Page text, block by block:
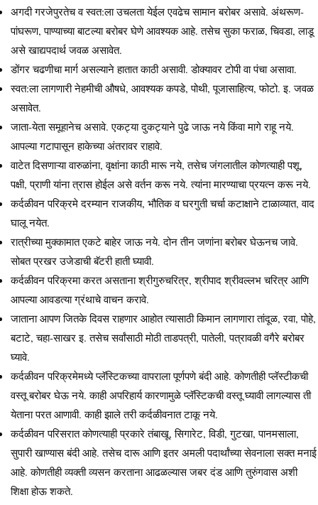
अगदी गरजेपुरतेच व स्वत:ला उचलता येईल एवढेच सामान बरोबर असावे. अंथरूण-
पांघरूण, पाण्याच्या बाटल्या बरोबर घेणे आवश्यक आहे. तसेच सुका फराळ, चिवडा, लाडू
असे खाद्यपदार्थ जवळ असावेत.
डोंगर चढणीचा मार्ग असल्याने हातात काठी असावी. डोक्यावर टोपी वा पंचा असावा.
स्वत:ला लागणारी नेहमीची औषधे, आवश्यक कपडे, पोथी, पूजासाहित्य, फोटो. इ. जवळ
असावेत.
जाता-येता समूहानेच असावे. एकट्या दुकट्याने पुढे जाऊ नये किंवा मागे राहू नये.
आपल्या गटापासून हाकेच्या अंतरावर राहावे.
वाटेत दिसणाऱ्या वारुळांना, वृक्षांना काठी मारू नये, तसेच जंगलातील कोणत्याही पशू,
पक्षी, प्राणी यांना त्रास होईल असे वर्तन करू नये. त्यांना मारण्याचा प्रयत्न करू नये.
कर्दळीवन परिक्रमे दरम्यान राजकीय, भौतिक व घरगुती चर्चा कटाक्षाने टाळाव्यात, वाद
घालू नयेत.
रात्रीच्या मुक्कामात एकटे बाहेर जाऊ नये. दोन तीन जणांना बरोबर घेऊनच जावे.
सोबत प्रखर उजेडाची बॅटरी हाती घ्यावी.
कर्दळीवन परिक्रमा करत असताना श्रीगुरुचरित्र, श्रीपाद श्रीवल्लभ चरित्र आणि
आपल्या आवडत्या ग्रंथाचे वाचन करावे.
जाताना आपण जितके दिवस राहणार आहोत त्यासाठी किमान लागणारा तांदूळ, रवा, पोहे,
बटाटे, चहा-साखर इ. तसेच सर्वांसाठी मोठी ताडपत्री, पातेली, पत्रावळी वगैरे बरोबर
घ्यावे.
कर्दळीवन परिक्रमेमध्ये प्लॅस्टिकच्या वापराला पूर्णपणे बंदी आहे. कोणतीही प्लॅस्टीकची
वस्तू बरोबर घेऊ नये. काही अपरिहार्य कारणामुळे प्लॅस्टिकची वस्तू घ्यावी लागल्यास ती
येताना परत आणावी. काही झाले तरी कर्दळीवनात टाकू नये.
कर्दळीवन परिसरात कोणत्याही प्रकारे तंबाखू, सिगारेट, विडी, गुटखा, पानमसाला,
सुपारी खाण्यास बंदी आहे. तसेच दारू आणि इतर अमली पदार्थांच्या सेवनाला सक्त मनाई
आहे. कोणतीही व्यक्ती व्यसन करताना आढळल्यास जबर दंड आणि तुरुंगवास अशी
शिक्षा होऊ शकते.